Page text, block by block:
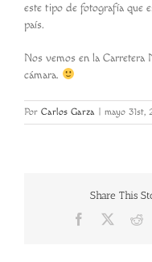
este tipo de fotografía que
país.
Nos vemos en la Carretera
cámara.
Por Carlos Garza | mayo 31st,
Share This
Facebook